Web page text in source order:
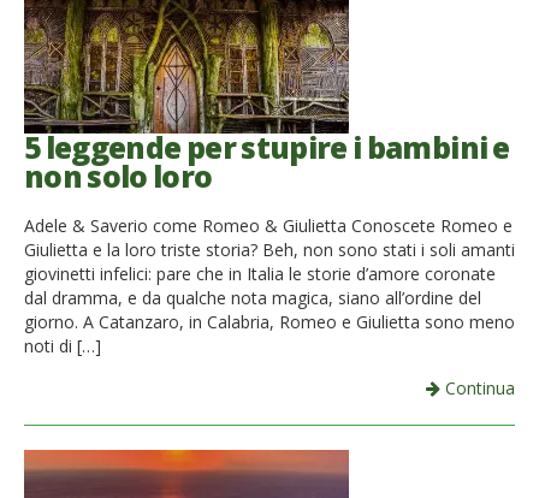
5 leggende per stupire i bambini e
non solo loro
Adele & Saverio come Romeo & Giulietta Conoscete Romeo e
Giulietta e la loro triste storia? Beh, non sono stati i soli amanti
giovinetti infelici: pare che in Italia le storie d’amore coronate
dal dramma, e da qualche nota magica, siano all’ordine del
giorno. A Catanzaro, in Calabria, Romeo e Giulietta sono meno
noti di […]
Continua